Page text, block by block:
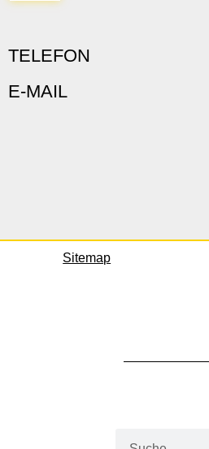
TELEFON
E-MAIL
Sitemap